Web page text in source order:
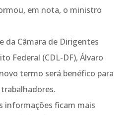
em nota, o ministro
da Câmara de Dirigentes
Federal (CDL-DF), Álvaro
termo será benéfico para
informações ficam mais